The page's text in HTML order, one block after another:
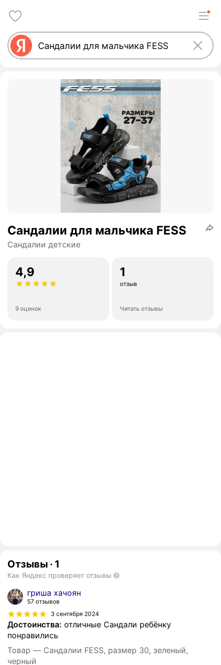
Сандалии для мальчика FESS
Сандалии детские
4,9
9 оценок
1
отзыв
Читать отзывы
Отзывы · 1
Как Яндекс проверяет отзывы
гриша хачоян
57 отзывов
3 сентября 2024
Достоинства: отличные Сандали ребёнку
понравились
Товар — Сандалии FESS, размер 30, зеленый,
черный